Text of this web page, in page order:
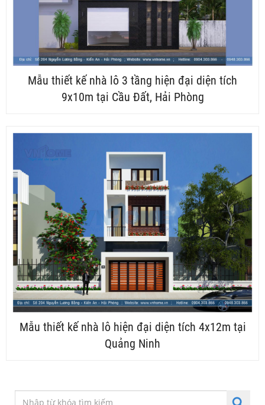
Mẫu thiết kế nhà lô 3 tầng hiện đại diện tích
9x10m tại Cầu Đất, Hải Phòng
Mẫu thiết kế nhà lô hiện đại diện tích 4x12m tại
Quảng Ninh